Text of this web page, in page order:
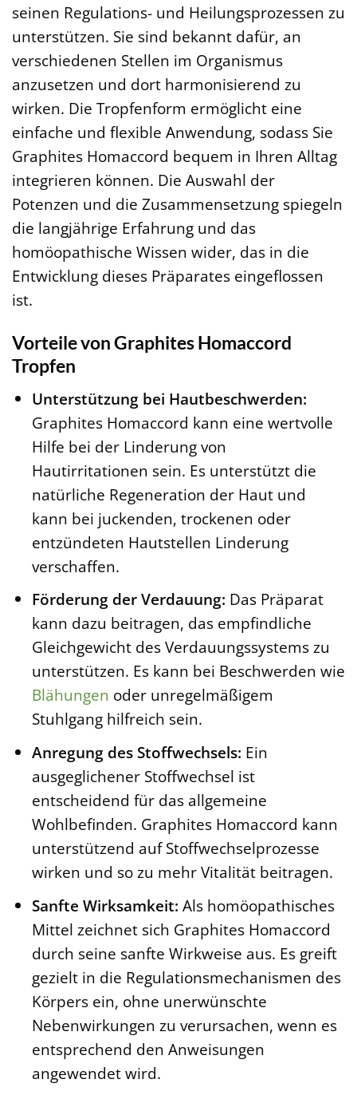
seinen Regulations- und Heilungsprozessen zu
unterstützen. Sie sind bekannt dafür, an
verschiedenen Stellen im Organismus
anzusetzen und dort harmonisierend zu
wirken. Die Tropfenform ermöglicht eine
einfache und flexible Anwendung, sodass Sie
Graphites Homaccord bequem in Ihren Alltag
integrieren können. Die Auswahl der
Potenzen und die Zusammensetzung spiegeln
die langjährige Erfahrung und das
homöopathische Wissen wider, das in die
Entwicklung dieses Präparates eingeflossen
ist.
Vorteile von Graphites Homaccord
Tropfen
Unterstützung bei Hautbeschwerden:
Graphites Homaccord kann eine wertvolle
Hilfe bei der Linderung von
Hautirritationen sein. Es unterstützt die
natürliche Regeneration der Haut und
kann bei juckenden, trockenen oder
entzündeten Hautstellen Linderung
verschaffen.
Förderung der Verdauung: Das Präparat
kann dazu beitragen, das empfindliche
Gleichgewicht des Verdauungssystems zu
unterstützen. Es kann bei Beschwerden wie
Blähungen oder unregelmäßigem
Stuhlgang hilfreich sein.
Anregung des Stoffwechsels: Ein
ausgeglichener Stoffwechsel ist
entscheidend für das allgemeine
Wohlbefinden. Graphites Homaccord kann
unterstützend auf Stoffwechselprozesse
wirken und so zu mehr Vitalität beitragen.
Sanfte Wirksamkeit: Als homöopathisches
Mittel zeichnet sich Graphites Homaccord
durch seine sanfte Wirkweise aus. Es greift
gezielt in die Regulationsmechanismen des
Körpers ein, ohne unerwünschte
Nebenwirkungen zu verursachen, wenn es
entsprechend den Anweisungen
angewendet wird.